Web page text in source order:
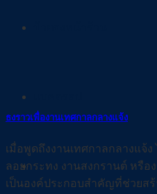
ผลงาน
ธงราวเพื่องานเทศกาลกลางแจ้ง
เมื่อพูดถึงงานเทศกาลกลางแจ้
ลอยกระทง งานสงกรานต์ หรือ
เป็นองค์ประกอบสำคัญที่ช่วยส